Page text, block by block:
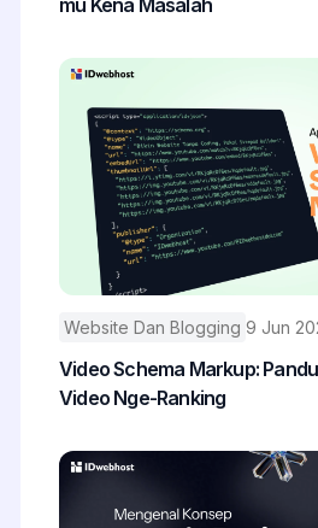
Website Dan Blogging 9 Jun
Video Schema Markup:
Video Nge-Ranking